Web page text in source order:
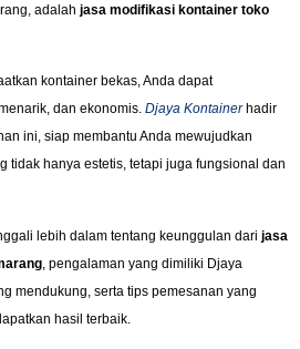
adalah jasa modifikasi kontainer toko
kontainer bekas, Anda dapat
dan ekonomis. Djaya Kontainerhadir
ini, siap membantu Anda mewujudkan
tidak hanya estetis, tetapi juga fungsional dan
lebih dalam tentang keunggulan dari jasa
, pengalaman yang dimiliki Djaya
mendukung, serta tips pemesanan yang
hasil terbaik.